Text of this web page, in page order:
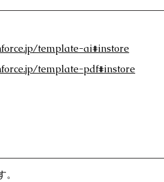
template-ai#instore
template-pdf#instore